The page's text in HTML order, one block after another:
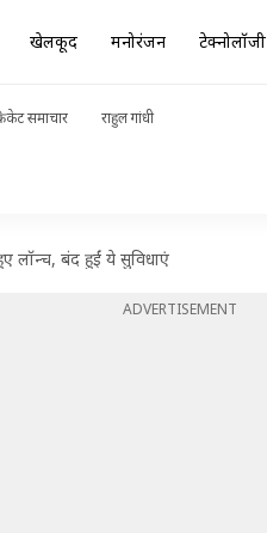
खेलकूद मनोरंजन टेक्नोलॉजी
समाचार राहुल गांधी
लॉन्च, बंद हुईं ये सुविधाएं
ADVERTISEMENT